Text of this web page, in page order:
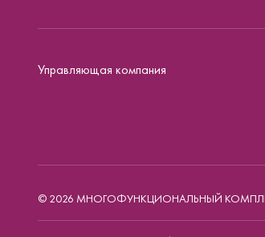
Управляющая компания
© 2026 МНОГОФУНКЦИОНАЛЬНЫЙ